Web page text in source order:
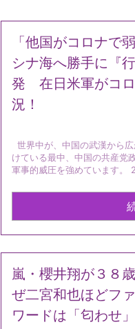
「他国がコロナで
シナ海へ勝手に『
発 在日米軍がコ
況！
世界中が、中国の武漢から
けている最中、中国の共産党
軍事的威圧を強めています。
嵐・櫻井翔が３８
ぜ二宮和也ほどフ
ワードは「匂わせ」